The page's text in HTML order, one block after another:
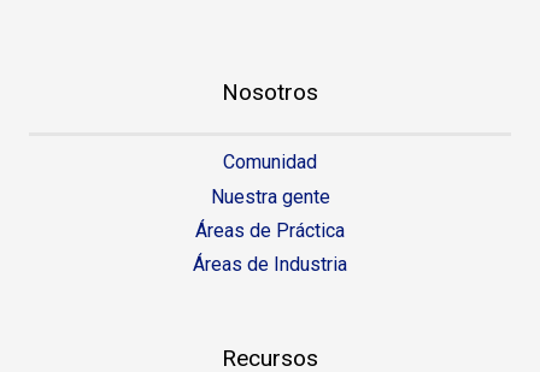
Nosotros
Comunidad
Nuestra gente
Áreas de Práctica
Áreas de Industria
Recursos